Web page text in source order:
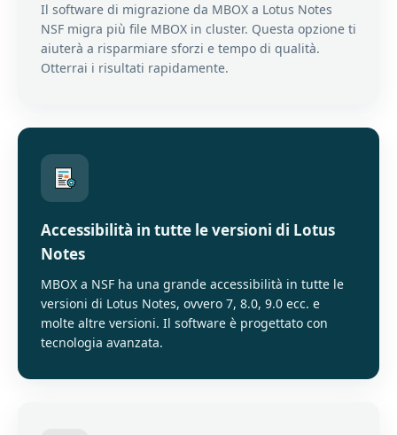
Il software di migrazione da MBOX a Lotus Notes
NSF migra più file MBOX in cluster. Questa opzione ti
aiuterà a risparmiare sforzi e tempo di qualità.
Otterrai i risultati rapidamente.
Accessibilità in tutte le versioni di Lotus
Notes
MBOX a NSF ha una grande accessibilità in tutte le
versioni di Lotus Notes, ovvero 7, 8.0, 9.0 ecc. e
molte altre versioni. Il software è progettato con
tecnologia avanzata.